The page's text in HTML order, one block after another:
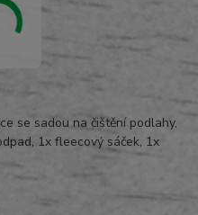
se sadou na čištění podlahy,
1x fleecový sáček, 1x